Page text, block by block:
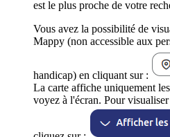
est le plus proche de votre
Vous avez la possibilité de
Mappy (non accessible aux
handicap) en cliquant sur :
La carte affiche uniquement
voyez à l'écran. Pour